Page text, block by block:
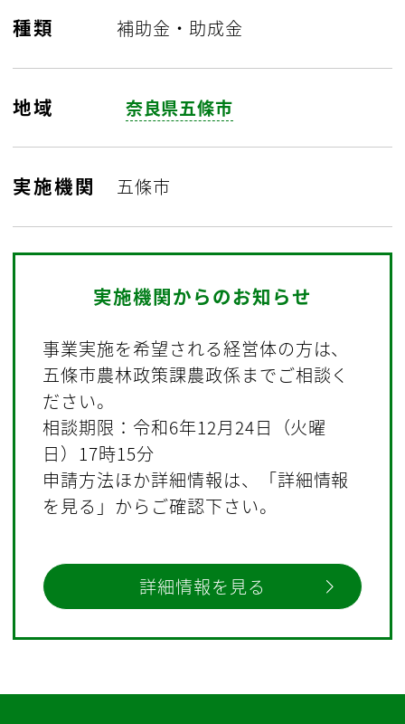
種類 補助金・助成金
地域 奈良県五條市
実施機関 五條市
実施機関からのお知らせ
事業実施を希望される経営体の方は、
五條市農林政策課農政係までご相談く
ださい。
相談期限：令和6年12月24日（火曜
日）17時15分
申請方法ほか詳細情報は、「詳細情報
を見る」からご確認下さい。
詳細情報を見る